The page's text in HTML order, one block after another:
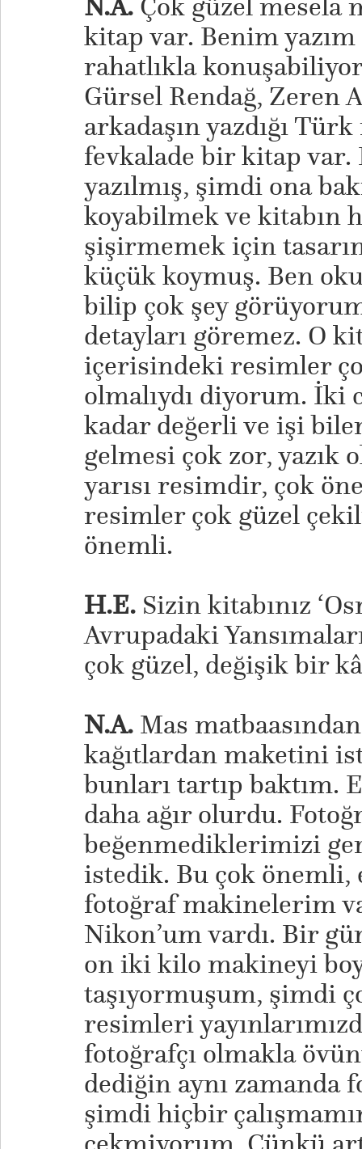
N.A.Çok güzel
kitap var. Benim yazım
rahatlıkla
Gürsel Rendağ, Zeren
arkadaşın yazdığı
fevkalade bir kitap
yazılmış, şimdi ona
koyabilmek ve kitabın
şişirmemek için
küçük koymuş. Ben
bilip çok şey
detayları göremez. O
içerisindeki resimler
olmalıydı diyorum.
kadar değerli ve işi
gelmesi çok zor, yazık
yarısı resimdir, çok
resimler çok güzel
önemli.
H.E.Sizin kitabınız
Avrupadaki
çok güzel, değişik bir
N.A.Mas
kağıtlardan maketini
bunları tartıp baktım.
daha ağır olurdu.
beğenmediklerimizi
istedik. Bu çok önemli,
fotoğraf makinelerim
Nikon’um vardı. Bir
on iki kilo makineyi
taşıyormuşum, şimdi
resimleri
fotoğrafçı olmakla
dediğin aynı zamanda
şimdi hiçbir